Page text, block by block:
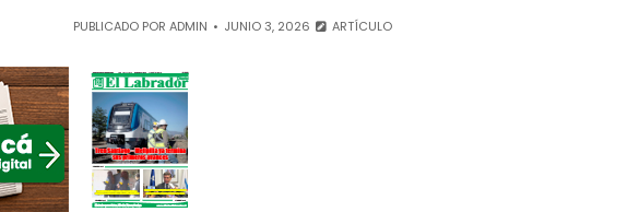
PUBLICADO PORADMIN JUNIO 3, 2026 ARTÍCULO